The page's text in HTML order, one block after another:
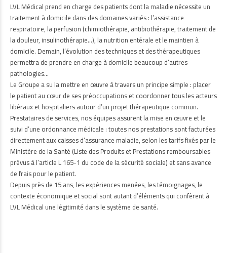
LVL Médical prend en charge des patients dont la maladie nécessite un
traitement à domicile dans des domaines variés : l’assistance
respiratoire, la perfusion (chimiothérapie, antibiothérapie, traitement de
la douleur, insulinothérapie…), la nutrition entérale et le maintien à
domicile. Demain, l’évolution des techniques et des thérapeutiques
permettra de prendre en charge à domicile beaucoup d’autres
pathologies…
Le Groupe a su la mettre en œuvre à travers un principe simple : placer
le patient au cœur de ses préoccupations et coordonner tous les acteurs
libéraux et hospitaliers autour d’un projet thérapeutique commun.
Prestataires de services, nos équipes assurent la mise en œuvre et le
suivi d’une ordonnance médicale : toutes nos prestations sont facturées
directement aux caisses d’assurance maladie, selon les tarifs fixés par le
Ministère de la Santé (Liste des Produits et Prestations remboursables
prévus à l’article L 165-1 du code de la sécurité sociale) et sans avance
de frais pour le patient.
Depuis près de 15 ans, les expériences menées, les témoignages, le
contexte économique et social sont autant d’éléments qui confèrent à
LVL Médical une légitimité dans le système de santé.